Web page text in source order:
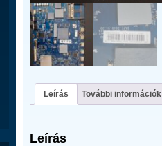
Leírás További információk
Leírás